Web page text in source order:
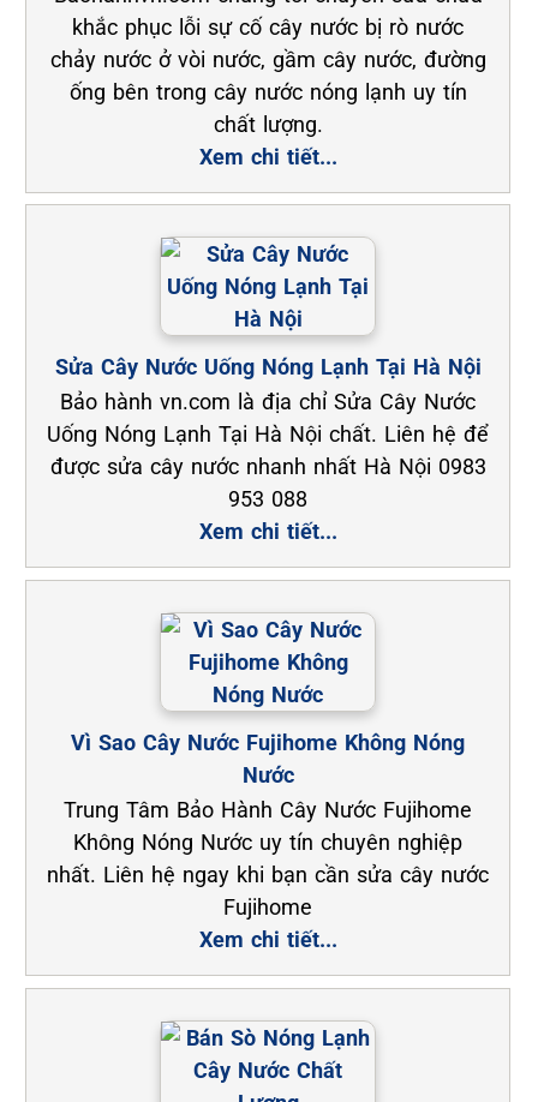
khắc phục lỗi sự cố cây nước bị rò nước
chảy nước ở vòi nước, gầm cây nước, đường
ống bên trong cây nước nóng lạnh uy tín
chất lượng.
Xem chi tiết...
Sửa Cây Nước Uống Nóng Lạnh Tại Hà Nội
Bảo hành vn.com là địa chỉ Sửa Cây Nước
Uống Nóng Lạnh Tại Hà Nội chất. Liên hệ để
được sửa cây nước nhanh nhất Hà Nội 0983
953 088
Xem chi tiết...
Vì Sao Cây Nước Fujihome Không Nóng
Nước
Trung Tâm Bảo Hành Cây Nước Fujihome
Không Nóng Nước uy tín chuyên nghiệp
nhất. Liên hệ ngay khi bạn cần sửa cây nước
Fujihome
Xem chi tiết...